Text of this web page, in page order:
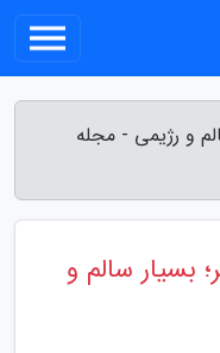
و رژیمی - مجله
بسیار سالم و